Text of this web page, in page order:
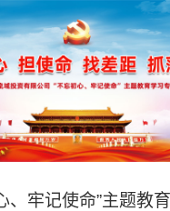
、牢记使命”主题教